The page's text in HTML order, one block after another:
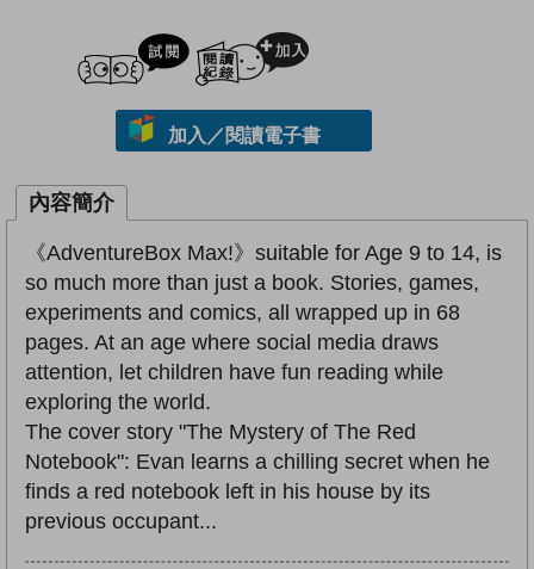
試閲
加入／閱讀電子書
內容簡介
《AdventureBox Max!》suitable for Age 9 to 14, is
so much more than just a book. Stories, games,
experiments and comics, all wrapped up in 68
pages. At an age where social media draws
attention, let children have fun reading while
exploring the world.
The cover story "The Mystery of The Red
Notebook": Evan learns a chilling secret when he
finds a red notebook left in his house by its
previous occupant...